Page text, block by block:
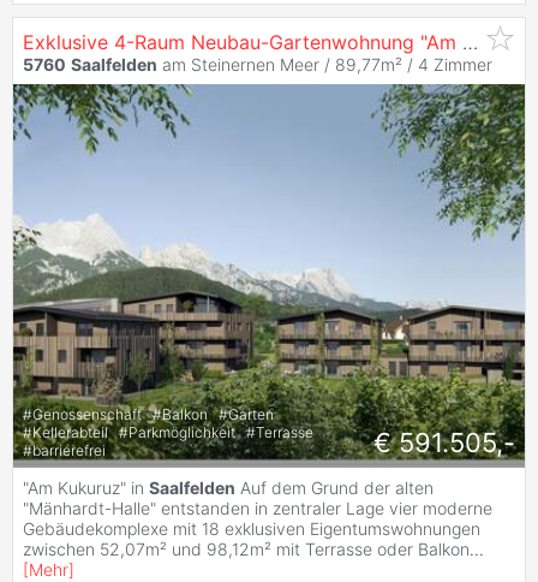
Exklusive 4-Raum Neubau-Gartenwohnung "Am Kukuruz" in
5760 Saalfelden am Steinernen Meer / 89,77m² / 4 Zimmer
#Genossenschaft #Balkon #Garten
#Kellerabteil #Parkmöglichkeit #Terrasse
#barrierefrei € 591.505,-
"Am Kukuruz" in Saalfelden Auf dem Grund der alten
"Mänhardt-Halle" entstanden in zentraler Lage vier moderne
Gebäudekomplexe mit 18 exklusiven Eigentumswohnungen
zwischen 52,07m² und 98,12m² mit Terrasse oder Balkon...
[Mehr]